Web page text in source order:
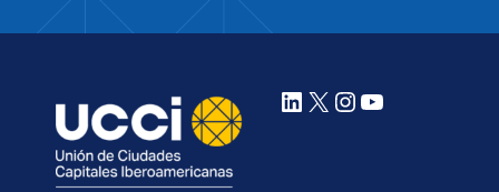
LinkedIn
X Instagram
YouTube